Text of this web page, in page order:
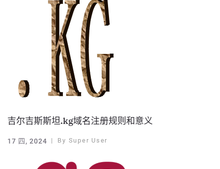
吉尔吉斯斯坦.kg域名注册规则和意义
17 四, 2024 By Super User